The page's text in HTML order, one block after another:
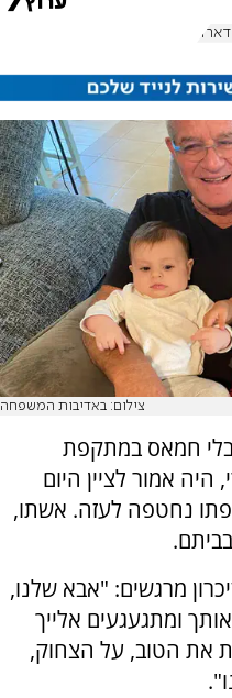
צילום: באדיבות המשפחה
חמאס במתקפת
אמור לציין היום
את יום הולדתו ה-75. גופתו נחטפה לעזה. אשתו,
מרגשים: "אבא שלנו,
ומתגעגעים אלייך
את הטוב, על הצחוק,